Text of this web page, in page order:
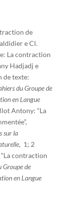
de
e Cl.
La contraction
Hadjadj e
de texte:
du Groupe de
en Langue
Antony: “La
sur la
, 1; 2
contraction
Groupe de
en Langue